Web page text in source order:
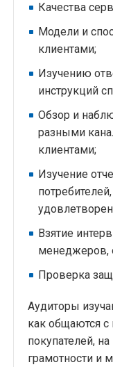
Качества
Модели и
клиентами;
Изучению
инструкций
Обзор и
разными
клиентами;
Изучение
Взятие
менеджеров,
Проверка
Аудиторы
как общаются с
покупателей,
грамотности и